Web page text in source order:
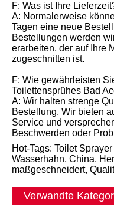
F: Was ist Ihre
A: Normalerweise
Tagen eine neue
Bestellungen werden
erarbeiten, der auf Ihre
zugeschnitten ist.
F: Wie gewährleisten
Toilettensprühes Bad
A: Wir halten strenge
Bestellung. Wir bieten
Service und
Beschwerden oder
Hot-Tags: Toilet
Wasserhahn, China,
maßgeschneidert,
Verwandte